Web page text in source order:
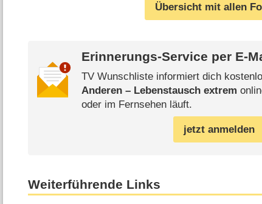
Übersicht mit allen
Erinnerungs-Service per E-
TV Wunschliste informiert dich
Anderen – Lebenstausch extrem
oder im Fernsehen läuft.
jetzt anmelden
Weiterführende Links